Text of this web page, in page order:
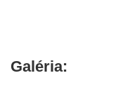
Galéria: